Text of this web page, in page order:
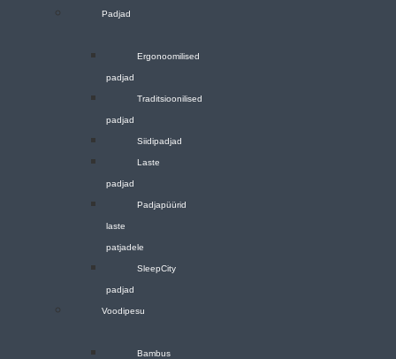
Padjad
Ergonoomilised
padjad
Traditsioonilised
padjad
Siidipadjad
Laste
padjad
Padjapüürid
laste
patjadele
SleepCity
padjad
Voodipesu
Bambus